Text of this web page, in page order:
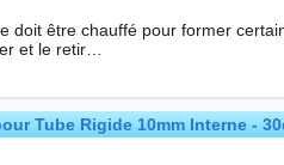
doit être chauffé pour former
et le retir…
Tube Rigide 10mm Interne -